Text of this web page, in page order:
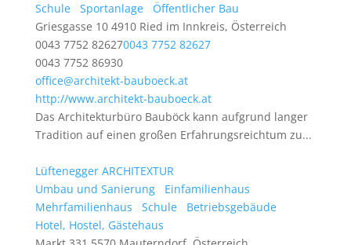
Schule
Sportanlage
Öffentlicher Bau
Griesgasse 10 4910 Ried im Innkreis, Österreich
0043 7752 826270043 7752 82627
0043 7752 86930
office@architekt-bauboeck.at
http://www.architekt-bauboeck.at
Das Architekturbüro Bauböck kann aufgrund langer
Tradition auf einen großen Erfahrungsreichtum zu...
Lüftenegger ARCHITEXTUR
Umbau und Sanierung
Einfamilienhaus
Mehrfamilienhaus
Schule
Betriebsgebäude
Hotel, Hostel, Gästehaus